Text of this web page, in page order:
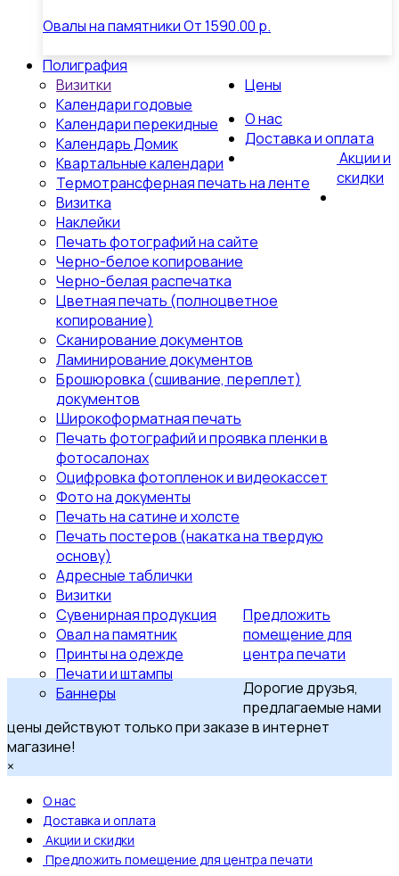
Овалы на памятникиОт1590.00 р.
Полиграфия
Визитки
Календари годовые
Календари перекидные
Календарь Домик
Квартальные календари
Термотрансферная печать на ленте
Визитка
Наклейки
Цены
Печать фотографий на сайте
Черно-белое копирование
Черно-белая распечатка
Цветная печать (полноцветное
копирование)
Сканирование документов
Ламинирование документов
Брошюровка (сшивание, переплет)
документов
Широкоформатная печать
Печать фотографий и проявка пленки в
фотосалонах
Оцифровка фотопленок и видеокассет
Фото на документы
Печать на сатине и холсте
Печать постеров (накатка на твердую
основу)
Адресные таблички
Визитки
Сувенирная продукция
Овал на памятник
Принты на одежде
Печати и штампы
Баннеры
О нас
Доставка и оплата
Акции и
скидки
Предложить
помещение для
центра печати
Дорогие друзья,
предлагаемые нами
цены действуют только при заказе в интернет
магазине!
×
О нас
Доставка и оплата
Акции и скидки
Предложить помещение для центра печати